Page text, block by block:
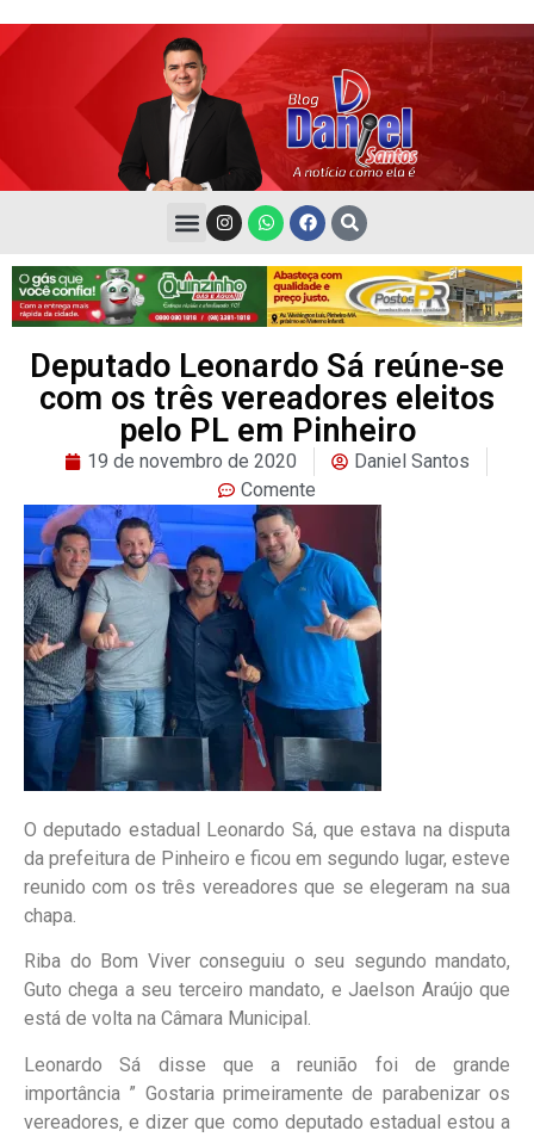
Deputado Leonardo Sá reúne-se
com os três vereadores eleitos
pelo PL em Pinheiro
19 de novembro de 2020
Daniel Santos
Comente
O deputado estadual Leonardo Sá, que estava na disputa
da prefeitura de Pinheiro e ficou em segundo lugar, esteve
reunido com os três vereadores que se elegeram na sua
chapa.
Riba do Bom Viver conseguiu o seu segundo mandato,
Guto chega a seu terceiro mandato, e Jaelson Araújo que
está de volta na Câmara Municipal.
Leonardo Sá disse que a reunião foi de grande
importância ” Gostaria primeiramente de parabenizar os
vereadores, e dizer que como deputado estadual estou a